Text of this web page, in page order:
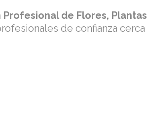
de Flores, Plantas
de confianza cerca